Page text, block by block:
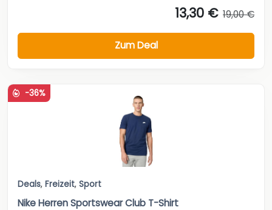
13,30 € 19,00 €
Zum Deal
-36%
Deals, Freizeit, Sport
Nike Herren Sportswear Club T-Shirt